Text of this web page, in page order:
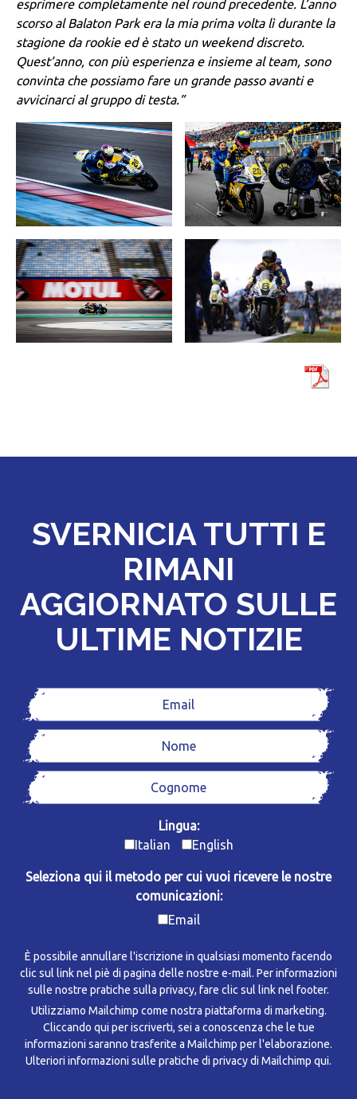
esprimere completamente nel round precedente. L’anno
scorso al Balaton Park era la mia prima volta lì durante la
stagione da rookie ed è stato un weekend discreto.
Quest’anno, con più esperienza e insieme al team, sono
convinta che possiamo fare un grande passo avanti e
avvicinarci al gruppo di testa.”
SVERNICIA TUTTI E
RIMANI
AGGIORNATO SULLE
ULTIME NOTIZIE
Lingua:
Italian
English
Seleziona qui il metodo per cui vuoi ricevere le nostre
comunicazioni:
Email
È possibile annullare l'iscrizione in qualsiasi momento facendo
clic sul link nel piè di pagina delle nostre e-mail. Per informazioni
sulle nostre pratiche sulla privacy, fare clic sul link nel footer.
Utilizziamo Mailchimp come nostra piattaforma di marketing.
Cliccando qui per iscriverti, sei a conoscenza che le tue
informazioni saranno trasferite a Mailchimp per l'elaborazione.
Ulteriori informazioni sulle pratiche di privacy di Mailchimp qui.